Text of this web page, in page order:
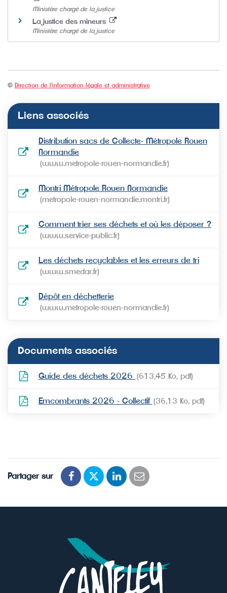
Ministère chargé de la justice
La justice des mineurs
Ministère chargé de la justice
© Direction de l'information légale et administrative
Liens associés
Distribution sacs de Collecte- Métropole Rouen
Normandie
www.metropole-rouen-normandie.fr
Montri Métropole Rouen Normandie
metropole-rouen-normandie.montri.fr
Comment trier ses déchets et où les déposer ?
www.service-public.fr
Les déchets recyclables et les erreurs de tri
www.smedar.fr
Dépôt en déchetterie
www.metropole-rouen-normandie.fr
Documents associés
Guide des déchets 2026 613,45 Ko , pdf
Emcombrants 2026 - Collectif 36,13 Ko , pdf
Partager sur
PartagerPartagerPartagerPartager